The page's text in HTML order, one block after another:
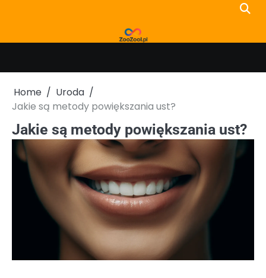
Home
Uroda
Jakie są metody powiększania ust?
Jakie są metody powiększania ust?